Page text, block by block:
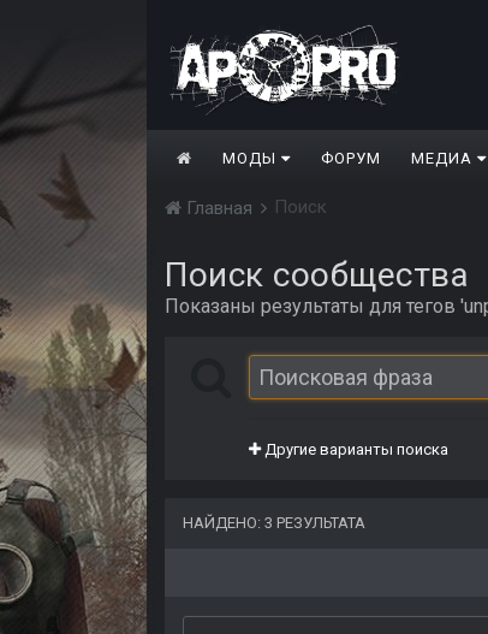
МОДЫ ФОРУМ МЕДИА
Главная Поиск
Поиск сообщества
Показаны результаты для тегов
Другие варианты поиска
НАЙДЕНО: 3 РЕЗУЛЬТАТА